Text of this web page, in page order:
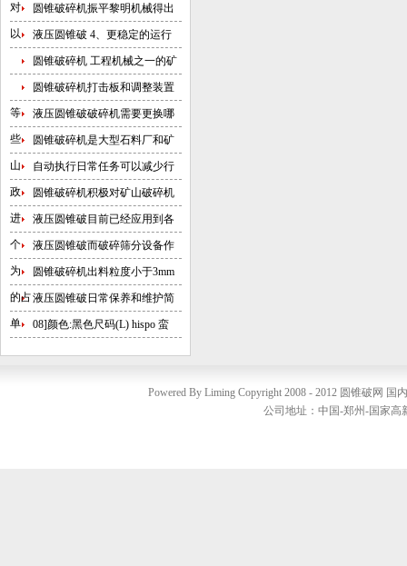
对
圆锥破碎机振平黎明机械得出
以
液压圆锥破 4、更稳定的运行
圆锥破碎机 工程机械之一的矿
圆锥破碎机打击板和调整装置
等
液压圆锥破破碎机需要更换哪
些
圆锥破碎机是大型石料厂和矿
山
自动执行日常任务可以减少行
政
圆锥破碎机积极对矿山破碎机
进
液压圆锥破目前已经应用到各
个
液压圆锥破而破碎筛分设备作
为
圆锥破碎机出料粒度小于3mm
的占液压圆锥破日常保养和维护简
单
08]颜色:黑色尺码(L) hispo 蛮
Powered By Liming Copyright 2008 - 2012 圆锥破网 国
公司地址：中国-郑州-国家高